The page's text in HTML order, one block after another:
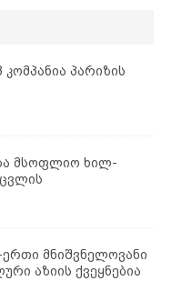
პარიზის
მსოფლიო ხილ-
მნიშვნელოვანი
აზიის ქვეყნებია